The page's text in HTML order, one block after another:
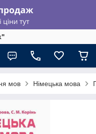
мов Німецька мова